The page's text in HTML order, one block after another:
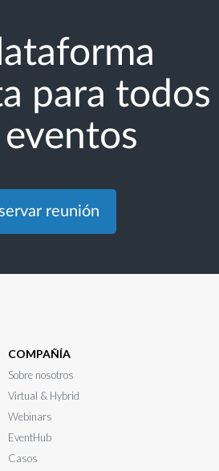
para todos
reunión
COMPAÑÍA
Sobre nosotros
Virtual & Hybrid
Webinars
EventHub
Casos